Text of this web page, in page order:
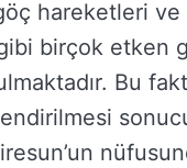
hareketleri
birçok etken
Bu